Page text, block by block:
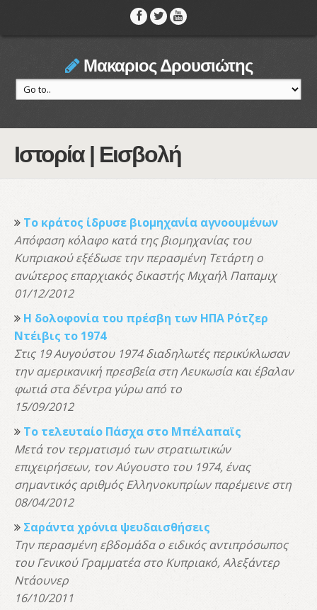
Μακαριος Δρουσιώτης
Ιστορία | Εισβολή
Το κράτος ίδρυσε βιομηχανία αγνοουμένων
Απόφαση κόλαφο κατά της βιομηχανίας του
Κυπριακού εξέδωσε την περασμένη Τετάρτη ο
ανώτερος επαρχιακός δικαστής Μιχαήλ Παπαμιχ
01/12/2012
Η δολοφονία του πρέσβη των ΗΠΑ Ρότζερ
Ντέιβις το 1974
Στις 19 Αυγούστου 1974 διαδηλωτές περικύκλωσαν
την αμερικανική πρεσβεία στη Λευκωσία και έβαλαν
φωτιά στα δέντρα γύρω από το
15/09/2012
Το τελευταίο Πάσχα στο Μπέλαπαϊς
Μετά τον τερματισμό των στρατιωτικών
επιχειρήσεων, τον Αύγουστο του 1974, ένας
σημαντικός αριθμός Ελληνοκυπρίων παρέμεινε στη
08/04/2012
Σαράντα χρόνια ψευδαισθήσεις
Την περασμένη εβδομάδα ο ειδικός αντιπρόσωπος
του Γενικού Γραμματέα στο Κυπριακό, Αλεξάντερ
Ντάουνερ
16/10/2011